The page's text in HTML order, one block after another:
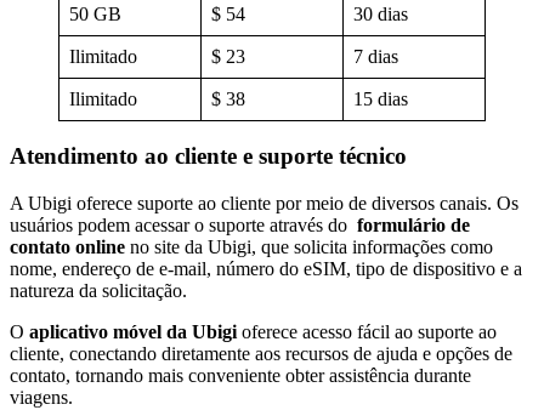
50 GB $ 54 30 dias
Ilimitado $ 23 7 dias
Ilimitado $ 38 15 dias
Atendimento ao cliente e suporte técnico
A Ubigi oferece suporte ao cliente por meio de diversos canais. Os
usuários podem acessar o suporte através do formulário de
contato online no site da Ubigi, que solicita informações como
nome, endereço de e-mail, número do eSIM, tipo de dispositivo e a
natureza da solicitação.
O aplicativo móvel da Ubigi oferece acesso fácil ao suporte ao
cliente, conectando diretamente aos recursos de ajuda e opções de
contato, tornando mais conveniente obter assistência durante
viagens.